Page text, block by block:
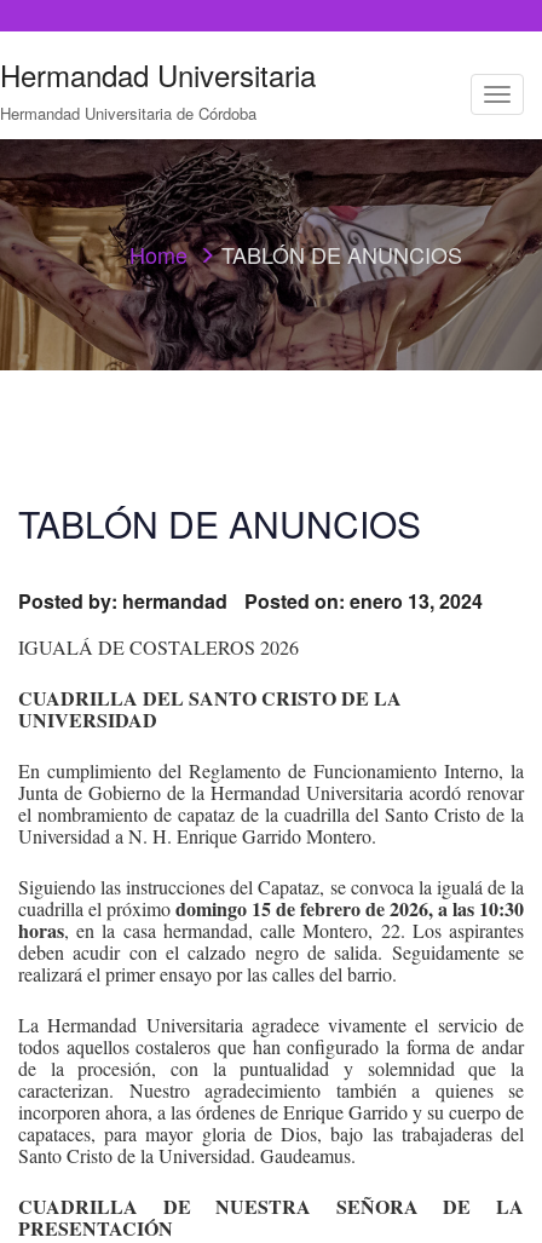
Hermandad Universitaria
Hermandad Universitaria de Córdoba
T
o
g
l
e
n
a
v
i
Home TABLÓN DE ANUNCIOS
TABLÓN DE ANUNCIOS
Posted by: hermandad Posted on: enero 13, 2024
IGUALÁ DE COSTALEROS 2026
CUADRILLA DEL SANTO CRISTO DE LA
UNIVERSIDAD
En cumplimiento del Reglamento de Funcionamiento Interno, la
Junta de Gobierno de la Hermandad Universitaria acordó renovar
el nombramiento de capataz de la cuadrilla del Santo Cristo de la
Universidad a N. H. Enrique Garrido Montero.
Siguiendo las instrucciones del Capataz, se convoca la igualá de la
cuadrilla el próximodomingo 15 de febrero de 2026, a las 10:30
horas, en la casa hermandad, calle Montero, 22. Los aspirantes
deben acudir con el calzado negro de salida. Seguidamente se
realizará el primer ensayo por las calles del barrio.
La Hermandad Universitaria agradece vivamente el servicio de
todos aquellos costaleros que han configurado la forma de andar
de la procesión, con la puntualidad y solemnidad que la
caracterizan. Nuestro agradecimiento también a quienes se
incorporen ahora, a las órdenes de Enrique Garrido y su cuerpo de
capataces, para mayor gloria de Dios, bajo las trabajaderas del
Santo Cristo de la Universidad. Gaudeamus.
CUADRILLA DE NUESTRA SEÑORA DE LA
PRESENTACIÓN